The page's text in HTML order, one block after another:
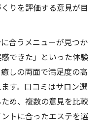
りを評価する意見が目
合うメニューが見つか
できた」といった体験
しの両面で満足度の高
す。口コミはサロン選
め、複数の意見を比較
トに合ったエステを選